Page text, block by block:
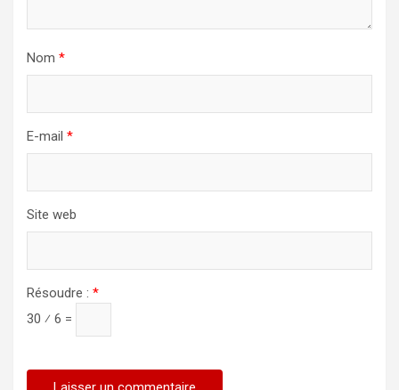
Nom *
E-mail *
Site web
Résoudre : *
30 ⁄ 6 =